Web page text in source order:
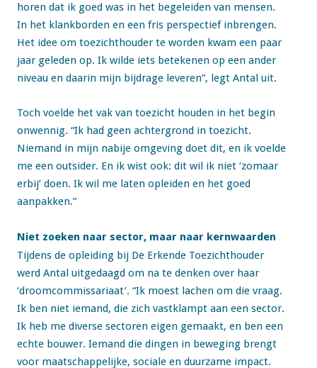
horen dat ik goed was in het begeleiden van mensen.
In het klankborden en een fris perspectief inbrengen.
Het idee om toezichthouder te worden kwam een paar
jaar geleden op. Ik wilde iets betekenen op een ander
niveau en daarin mijn bijdrage leveren”, legt Antal uit.
Toch voelde het vak van toezicht houden in het begin
onwennig. “Ik had geen achtergrond in toezicht.
Niemand in mijn nabije omgeving doet dit, en ik voelde
me een outsider. En ik wist ook: dit wil ik niet ‘zomaar
erbij’ doen. Ik wil me laten opleiden en het goed
aanpakken.”
Niet zoeken naar sector, maar naar kernwaarden
Tijdens de opleiding bij De Erkende Toezichthouder
werd Antal uitgedaagd om na te denken over haar
‘droomcommissariaat’. “Ik moest lachen om die vraag.
Ik ben niet iemand, die zich vastklampt aan een sector.
Ik heb me diverse sectoren eigen gemaakt, en ben een
echte bouwer. Iemand die dingen in beweging brengt
voor maatschappelijke, sociale en duurzame impact.